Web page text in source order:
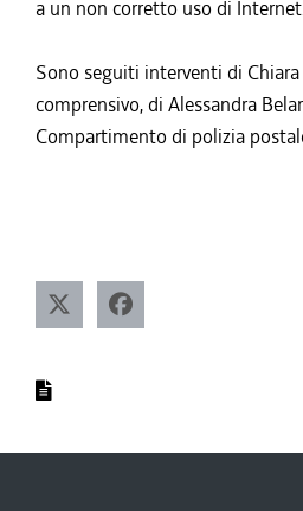
a un non corretto uso di
Sono seguiti interventi di
comprensivo, di Alessandra
Compartimento di polizia